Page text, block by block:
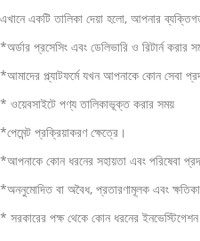
এখানে একটি তালিকা দেয়া হলো, আপনার
*অর্ডার প্রসেসিং এবং ডেলিভারি ও রিটার্ন করার
*আমাদের প্ল্যাটফর্মে যখন আপনাকে কোন সেবা
* ওয়েবসাইটে পণ্য তালিকাভূক্ত করার সময়
*পেমেন্ট প্রক্রিয়াকরণ ক্ষেত্রে।
*আপনাকে কোন ধরনের সহায়তা এবং পরিষেবা
*অননুমোদিত বা অবৈধ, প্রতারণামূলক এবং
* সরকারের পক্ষ থেকে কোন ধরনের